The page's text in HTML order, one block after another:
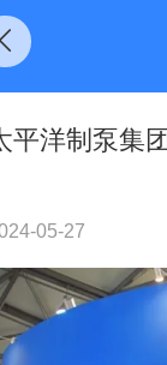
平洋制泵集
05-27